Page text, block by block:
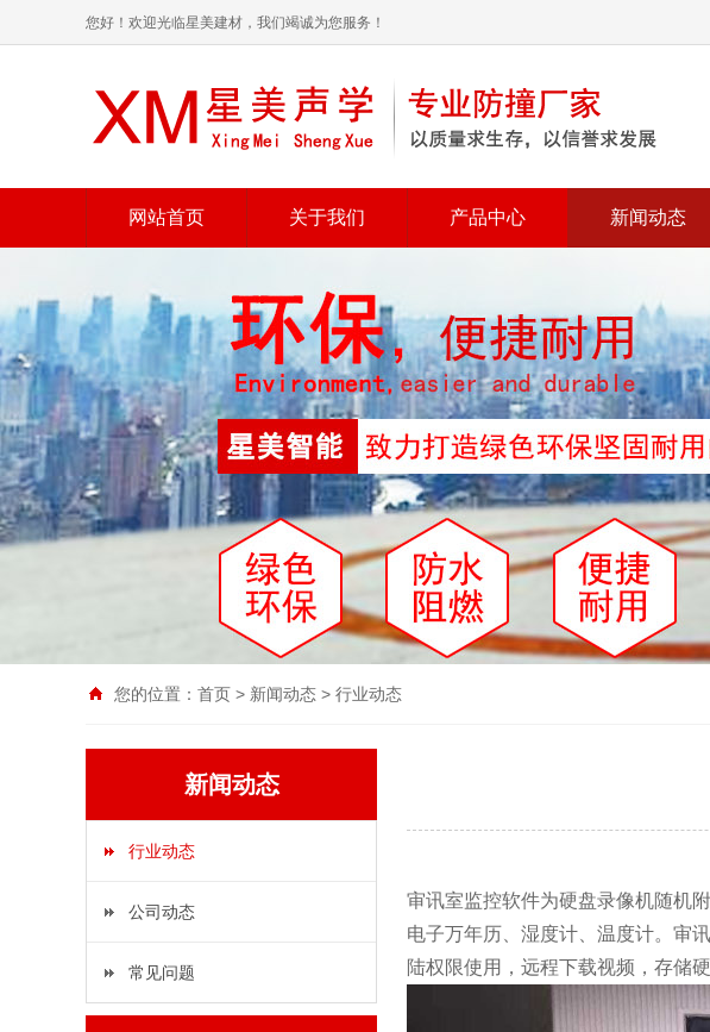
您好！欢迎光临星美建材，我们竭诚为您服务！
网站首页 关于我们 产品中心 新闻动态
您的位置： 首页 > 新闻动态 > 行业动态
新闻动态
行业动态
公司动态
常见问题
审讯室监控软件为硬盘录像机随机
电子万年历、湿度计、温度计。审
陆权限使用，远程下载视频，存储